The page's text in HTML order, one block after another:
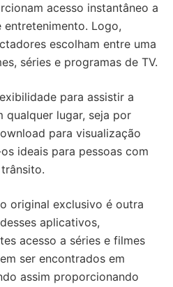
acesso instantâneo a
Logo,
escolham entre uma
séries e programas de TV.
para assistir a
qualquer lugar, seja por
para visualização
ideais para pessoas com
original exclusivo é outra
aplicativos,
acesso a séries e filmes
ser encontrados em
assim proporcionando